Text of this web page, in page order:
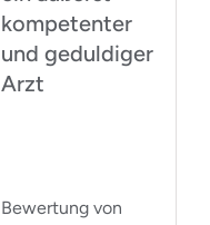
kompetenter
und geduldiger
Arzt
Bewertung von